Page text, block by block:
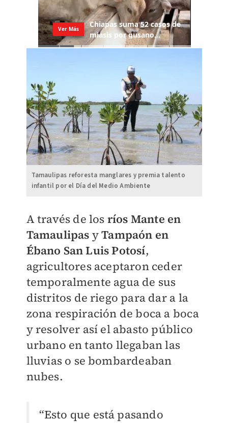
Tamaulipas reforesta manglares y premia talento
infantil por el Día del Medio Ambiente
​A través de los ríos Mante en
Tamaulipas yTampaón en
Ébano San Luis Potosí,
agricultores aceptaron ceder
temporalmente agua de sus
distritos de riego para dar a la
zona respiración de boca a boca
y resolver así el abasto público
urbano en tanto llegaban las
lluvias o se bombardeaban
nubes.
“Esto que está pasando